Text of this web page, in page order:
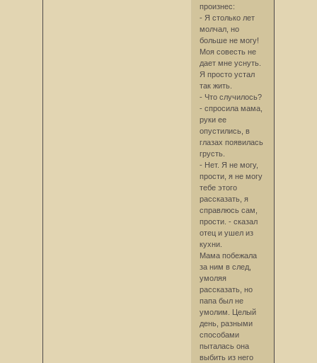
произнес:
- Я столько лет
молчал, но
больше не могу!
Моя совесть не
дает мне уснуть.
Я просто устал
так жить.
- Что случилось?
- спросила мама,
руки ее
опустились, в
глазах появилась
грусть.
- Нет. Я не могу,
прости, я не могу
тебе этого
рассказать, я
справлюсь сам,
прости. - сказал
отец и ушел из
кухни.
Мама побежала
за ним в след,
умоляя
рассказать, но
папа был не
умолим. Целый
день, разными
способами
пыталась она
выбить из него